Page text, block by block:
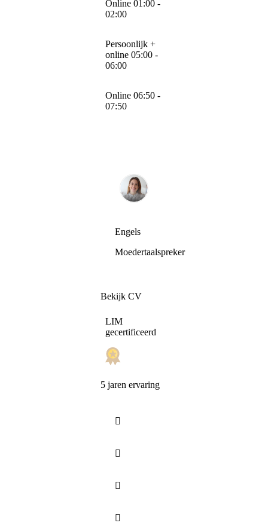
Online 01:00 -
02:00
Persoonlijk +
online 05:00 -
06:00
Online 06:50 -
07:50
Engels
Moedertaalspreker
Bekijk CV
LIM
gecertificeerd
5 jaren ervaring



